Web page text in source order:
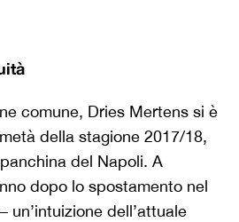
comune, Dries Mertens si è
della stagione 2017/18,
del Napoli. A
dopo lo spostamento nel
un’intuizione dell’attuale